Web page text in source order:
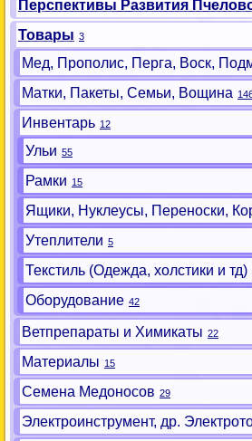
Перспективы Развития
Товары 3
Мед, Прополис, Перга, Воск,
Матки, Пакеты, Семьи, Вощина
Инвентарь 12
Ульи 55
Рамки 15
Ящики, Нуклеусы, Переноски,
Утеплители 5
Текстиль (Одежда, холстики и тд)
Оборудование 42
Ветпрепараты и Химикаты 22
Материалы 15
Семена Медоносов 29
Электроинструмент, др.